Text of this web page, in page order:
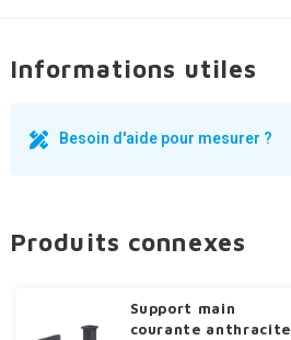
Informations utiles
Besoin d'aide pour mesurer ?
Produits connexes
Support main
courante anthracite